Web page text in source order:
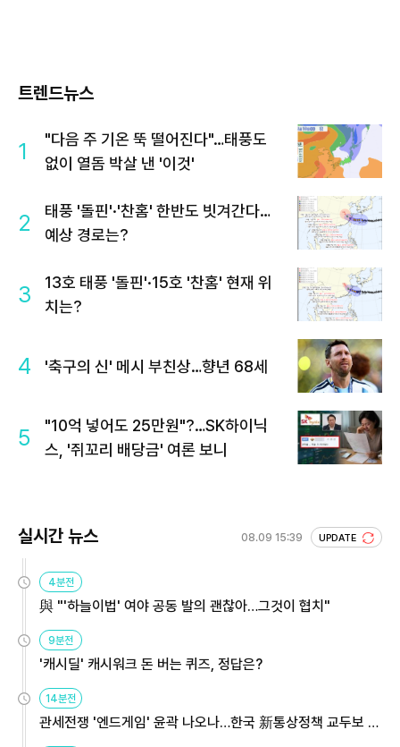
트렌드뉴스
1
"다음 주 기온 뚝 떨어진다"…태풍도
없이 열돔 박살 낸 '이것'
2
태풍 '돌핀'·'찬홈' 한반도 빗겨간다…
예상 경로는?
3
13호 태풍 '돌핀'·15호 '찬홈' 현재 위
치는?
4 '축구의 신' 메시 부친상…향년 68세
5
"10억 넣어도 25만원"?…SK하이닉
스, '쥐꼬리 배당금' 여론 보니
실시간 뉴스 08.09 15:39 UPDATE
4분전
與 "'하늘이법' 여야 공동 발의 괜찮아…그것이 협치"
9분전
'캐시딜' 캐시워크 돈 버는 퀴즈, 정답은?
14분전
관세전쟁 '엔드게임' 윤곽 나오나…한국 新통상정책 교두보 활
용해야